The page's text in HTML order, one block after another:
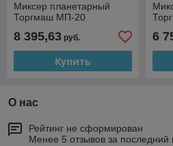
Миксер планетарный
Торгмаш МП-20
8 395,63 руб.
Купить
6
О нас
Рейтинг не сформирован
Менее 5 отзывов за последний